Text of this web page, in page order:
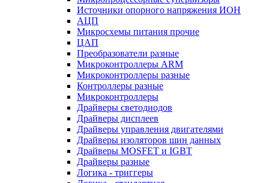
Источники опорного напряжения ИОН
АЦП
Микросхемы питания прочие
ЦАП
Преобразователи разные
Микроконтроллеры ARM
Микроконтроллеры разные
Контроллеры разные
Микроконтроллеры
Драйверы светодиодов
Драйверы дисплеев
Драйверы управления двигателями
Драйверы изоляторов шин данных
Драйверы MOSFET и IGBT
Драйверы разные
Логика - триггеры